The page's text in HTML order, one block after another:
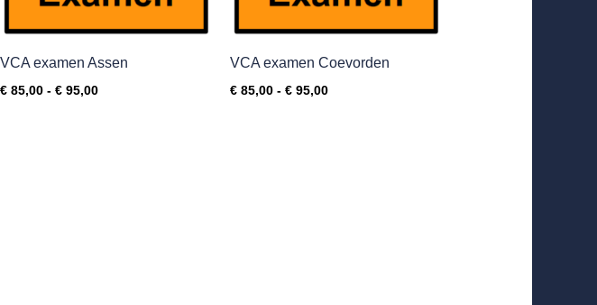
VCA examen Assen
€ 85,00 - € 95,00
VCA examen Coevorden
€ 85,00 - € 95,00